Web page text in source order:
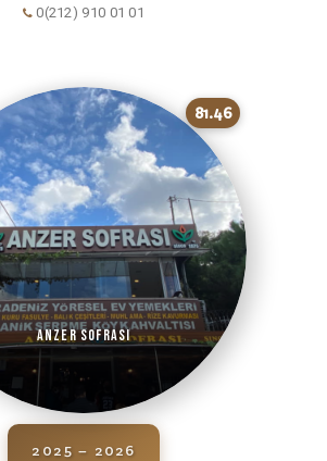
0(212) 910 01 01
81.46
Anzer Sofrası
2025 – 2026